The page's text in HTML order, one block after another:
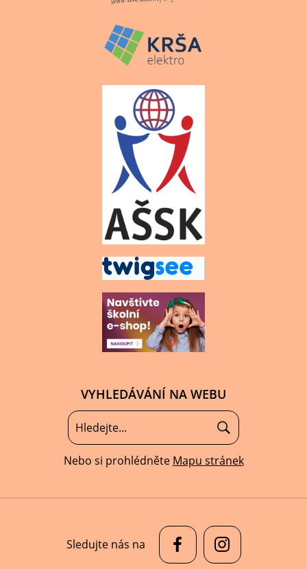
VYHLEDÁVÁNÍ NA WEBU
Nebo si prohlédněte Mapu stránek
Sledujte nás na